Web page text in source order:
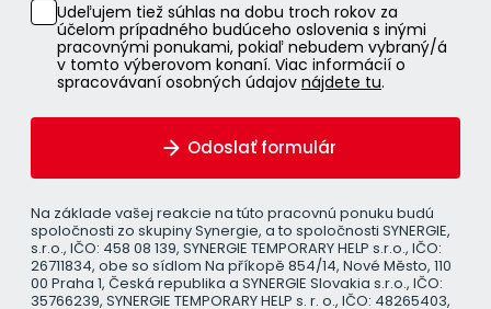
Udeľujem tiež súhlas na dobu troch rokov za
účelom prípadného budúceho oslovenia s inými
pracovnými ponukami, pokiaľ nebudem vybraný/á
v tomto výberovom konaní. Viac informácií o
spracovávaní osobných údajov nájdete tu.
Odoslať formulár
Na základe vašej reakcie na túto pracovnú ponuku budú
spoločnosti zo skupiny Synergie, a to spoločnosti SYNERGIE,
s.r.o., IČO: 458 08 139, SYNERGIE TEMPORARY HELP s.r.o., IČO:
26711834, obe so sídlom Na příkopě 854/14, Nové Město, 110
00 Praha 1, Česká republika a SYNERGIE Slovakia s.r.o., IČO:
35766239, SYNERGIE TEMPORARY HELP s. r. o., IČO: 48265403,